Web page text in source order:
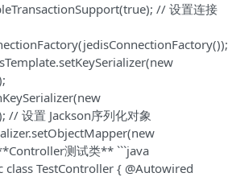
// 设置连接
// 设置 Jackson序列化对象
测试类** ```java
class TestController { @Autowired